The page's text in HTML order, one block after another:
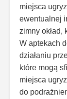
miejsca
ewentualnej
zimny okład,
W aptekach
działaniu
które mogą
miejsca
do